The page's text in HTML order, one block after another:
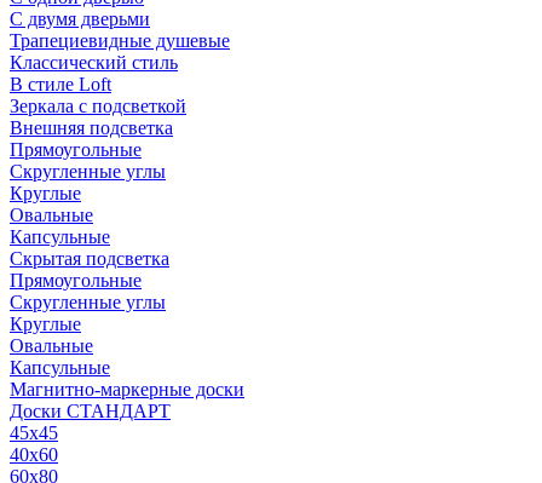
С двумя дверьми
Трапециевидные душевые
Классический стиль
В стиле Loft
Зеркала с подсветкой
Внешняя подсветка
Прямоугольные
Скругленные углы
Круглые
Овальные
Капсульные
Скрытая подсветка
Прямоугольные
Скругленные углы
Круглые
Овальные
Капсульные
Магнитно-маркерные доски
Доски СТАНДАРТ
45x45
40x60
60x80